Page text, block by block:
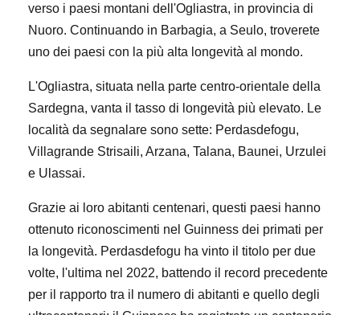
verso i paesi montani dell'Ogliastra, in provincia di
Nuoro. Continuando in Barbagia, a Seulo, troverete
uno dei paesi con la più alta longevità al mondo.
L'Ogliastra, situata nella parte centro-orientale della
Sardegna, vanta il tasso di longevità più elevato. Le
località da segnalare sono sette: Perdasdefogu,
Villagrande Strisaili, Arzana, Talana, Baunei, Urzulei
e Ulassai.
Grazie ai loro abitanti centenari, questi paesi hanno
ottenuto riconoscimenti nel Guinness dei primati per
la longevità. Perdasdefogu ha vinto il titolo per due
volte, l'ultima nel 2022, battendo il record precedente
per il rapporto tra il numero di abitanti e quello degli